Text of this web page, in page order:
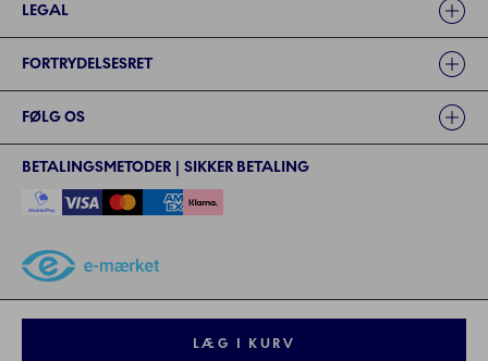
LÆG I KURV
LEGAL
FORTRYDELSESRET
FØLG OS
BETALINGSMETODER | SIKKER BETALING